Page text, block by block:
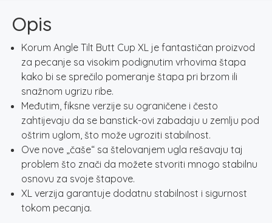
količina
Opis
Korum Angle Tilt Butt Cup XL je fantastičan proizvod
za pecanje sa visokim podignutim vrhovima štapa
kako bi se sprečilo pomeranje štapa pri brzom ili
snažnom ugrizu ribe.
Međutim, fiksne verzije su ograničene i često
zahtijevaju da se banstick-ovi zabadaju u zemlju pod
oštrim uglom, što može ugroziti stabilnost.
Ove nove „čaše“ sa štelovanjem ugla rešavaju taj
problem što znači da možete stvoriti mnogo stabilnu
osnovu za svoje štapove.
XL verzija garantuje dodatnu stabilnost i sigurnost
tokom pecanja.